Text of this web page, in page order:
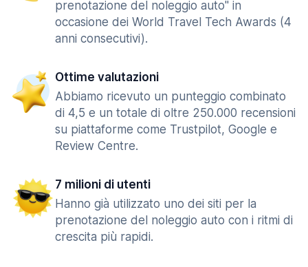
prenotazione del noleggio auto" in
occasione dei World Travel Tech Awards (4
anni consecutivi).
Ottime valutazioni
Abbiamo ricevuto un punteggio combinato
di 4,5 e un totale di oltre 250.000 recensioni
su piattaforme come Trustpilot, Google e
Review Centre.
7 milioni di utenti
Hanno già utilizzato uno dei siti per la
prenotazione del noleggio auto con i ritmi di
crescita più rapidi.